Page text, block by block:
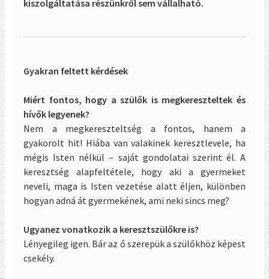
kiszolgáltatása részünkről sem vállalható.
Gyakran feltett kérdések
Miért fontos, hogy a szülők is megkereszteltek és
hívők legyenek?
Nem a megkereszteltség a fontos, hanem a
gyakorolt hit! Hiába van valakinek keresztlevele, ha
mégis Isten nélkül – saját gondolatai szerint él. A
keresztség alapfeltétele, hogy aki a gyermeket
neveli, maga is Isten vezetése alatt éljen, különben
hogyan adná át gyermekének, ami neki sincs meg?
Ugyanez vonatkozik a keresztszülőkre is?
Lényegileg igen. Bár az ő szerepük a szülőkhöz képest
csekély.